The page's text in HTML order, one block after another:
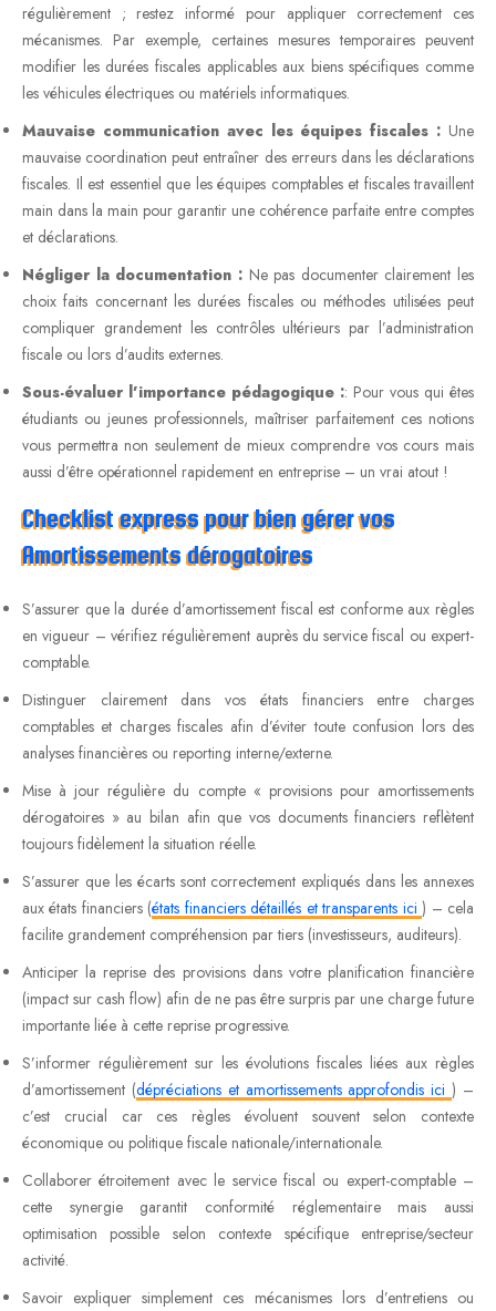
régulièrement ; restez informé pour appliquer correctement ces
mécanismes. Par exemple, certaines mesures temporaires peuvent
modifier les durées fiscales applicables aux biens spécifiques comme
les véhicules électriques ou matériels informatiques.
Mauvaise communication avec les équipes fiscales : Une
mauvaise coordination peut entraîner des erreurs dans les déclarations
fiscales. Il est essentiel que les équipes comptables et fiscales travaillent
main dans la main pour garantir une cohérence parfaite entre comptes
et déclarations.
Négliger la documentation :Ne pas documenter clairement les
choix faits concernant les durées fiscales ou méthodes utilisées peut
compliquer grandement les contrôles ultérieurs par l’administration
fiscale ou lors d’audits externes.
Sous-évaluer l’importance pédagogique :: Pour vous qui êtes
étudiants ou jeunes professionnels, maîtriser parfaitement ces notions
vous permettra non seulement de mieux comprendre vos cours mais
aussi d’être opérationnel rapidement en entreprise – un vrai atout !
Checklist express pour bien gérer vos
Amortissements dérogatoires
S’assurer que la durée d’amortissement fiscal est conforme aux règles
en vigueur – vérifiez régulièrement auprès du service fiscal ou expert-
comptable.
Distinguer clairement dans vos états financiers entre charges
comptables et charges fiscales afin d’éviter toute confusion lors des
analyses financières ou reporting interne/externe.
Mise à jour régulière du compte « provisions pour amortissements
dérogatoires » au bilan afin que vos documents financiers reflètent
toujours fidèlement la situation réelle.
S’assurer que les écarts sont correctement expliqués dans les annexes
aux états financiers (états financiers détaillés et transparents ici) – cela
facilite grandement compréhension par tiers (investisseurs, auditeurs).
Anticiper la reprise des provisions dans votre planification financière
(impact sur cash flow) afin de ne pas être surpris par une charge future
importante liée à cette reprise progressive.
S’informer régulièrement sur les évolutions fiscales liées aux règles
d’amortissement (dépréciations et amortissements approfondis ici) –
c’est crucial car ces règles évoluent souvent selon contexte
économique ou politique fiscale nationale/internationale.
Collaborer étroitement avec le service fiscal ou expert-comptable –
cette synergie garantit conformité réglementaire mais aussi
optimisation possible selon contexte spécifique entreprise/secteur
activité.
Savoir expliquer simplement ces mécanismes lors d’entretiens ou